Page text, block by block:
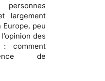
largement
peu
des
: comment
de